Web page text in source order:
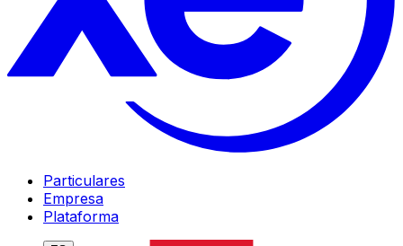
Particulares
Empresa
Plataforma